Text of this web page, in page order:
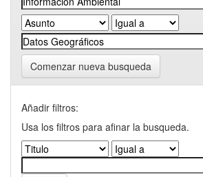
Comenzar nueva busqueda
Añadir filtros:
Usa los filtros para afinar la busqueda.